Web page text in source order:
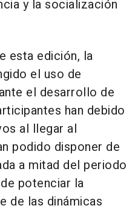
y la socialización
esta edición, la
el uso de
el desarrollo de
han debido
al llegar al
podido disponer de
a mitad del periodo
potenciar la
de las dinámicas